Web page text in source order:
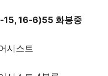
15, 16-6)55 화봉중
시스트